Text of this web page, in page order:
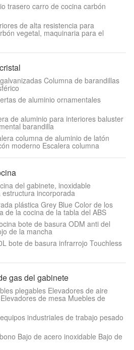
trasero carro de cocina carbón
de alta resistencia para
vegetal, maquinaria para el
Columna de barandillas
de aluminio ornamentales
de aluminio para interiores baluster
barandilla
columna de aluminio de latón
moderno Escalera columna
del gabinete, inoxidable
incorporada
plástica Grey Blue Color de los
de la cocina de la tabla del ABS
bote de basura ODM anti del
de la mancha
bote de basura infrarrojo Touchless
gas del gabinete
plegables Elevadores de aire
de mesa Muebles de
industriales de trabajo pesado
Bajo de acero inoxidable Bajo de